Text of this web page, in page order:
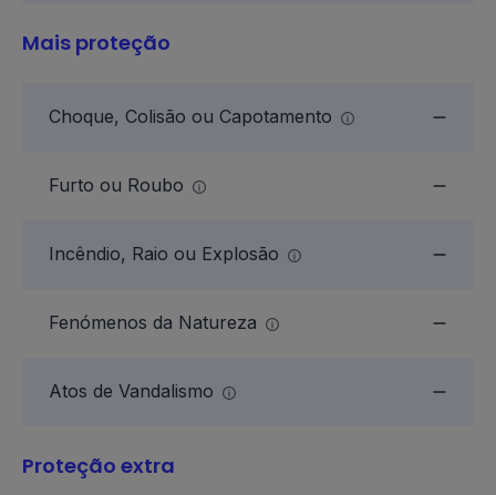
Mais proteção
Choque, Colisão ou Capotamento
Furto ou Roubo
Incêndio, Raio ou Explosão
Fenómenos da Natureza
Atos de Vandalismo
Proteção extra